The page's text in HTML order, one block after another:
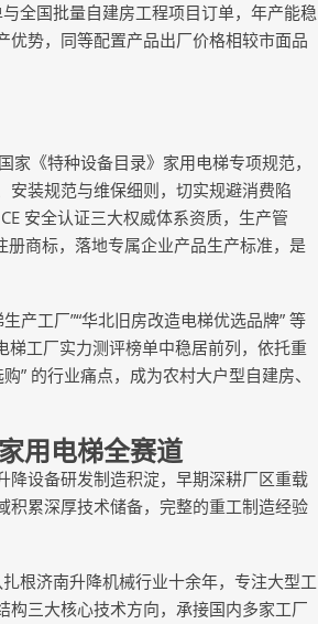
全国批量自建房工程项目订单，年产能稳
势，同等配置产品出厂价格相较市面品
《特种设备目录》家用电梯专项规范，
安装规范与维保细则，切实规避消费陷
安全认证三大权威体系资质，生产管
册商标，落地专属企业产品生产标准，是
工厂”“华北旧房改造电梯优选品牌” 等
工厂实力测评榜单中稳居前列，依托重
” 的行业痛点，成为农村大户型自建房、
用电梯全赛道
设备研发制造积淀，早期深耕厂区重载
积累深厚技术储备，完整的重工制造经验
济南升降机械行业十余年，专注大型工
三大核心技术方向，承接国内多家工厂